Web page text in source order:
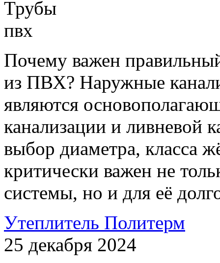
Почему важен
из ПВХ? Наружные
являются
канализации и ливневой
выбор диаметра, класса
критически важен не
системы, но и для её
Утеплитель Политерм
25 декабря 2024